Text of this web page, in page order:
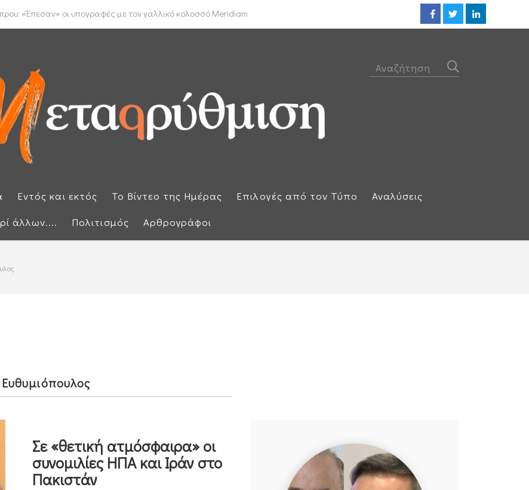
στην προστασία των εξωτερικών συνόρων μετά την έκτακτη ... Οι ΗΠΑ βλέπουν συμφωνία
Εντός και εκτός Το Βίντεο της Ημέρας Επιλογές από τον Τύπο
Αναλύσεις
άλλων.... Πολιτισμός Αρθρογράφοι
Σε «θετική ατμόσφαιρα» οι
συνομιλίες ΗΠΑ και Ιράν στο
Πακιστάν